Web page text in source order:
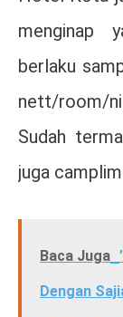
menginap
berlaku
nett/room/
Sudah
juga
Baca Juga
Dengan